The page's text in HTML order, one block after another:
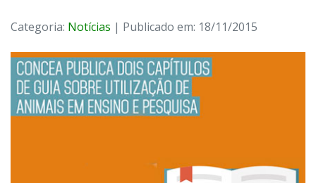
Categoria: Notícias | Publicado em: 18/11/2015